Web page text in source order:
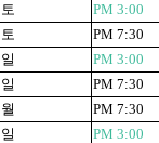
토
PM 3:00
토
PM 7:30
일
PM 3:00
일
PM 7:30
월
PM 7:30
일
PM 3:00